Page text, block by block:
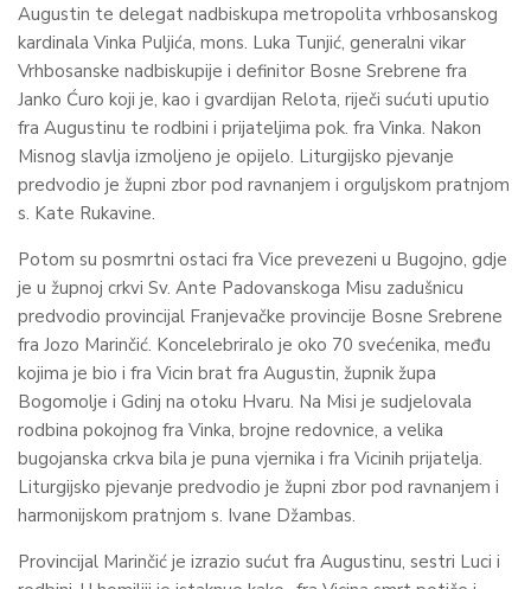
Augustin te delegat nadbiskupa metropolita vrhbosanskog
kardinala Vinka Puljića, mons. Luka Tunjić, generalni vikar
Vrhbosanske nadbiskupije i definitor Bosne Srebrene fra
Janko Ćuro koji je, kao i gvardijan Relota, riječi sućuti uputio
fra Augustinu te rodbini i prijateljima pok. fra Vinka. Nakon
Misnog slavlja izmoljeno je opijelo. Liturgijsko pjevanje
predvodio je župni zbor pod ravnanjem i orguljskom pratnjom
s. Kate Rukavine.
Potom su posmrtni ostaci fra Vice prevezeni u Bugojno, gdje
je u župnoj crkvi Sv. Ante Padovanskoga Misu zadušnicu
predvodio provincijal Franjevačke provincije Bosne Srebrene
fra Jozo Marinčić. Koncelebriralo je oko 70 svećenika, među
kojima je bio i fra Vicin brat fra Augustin, župnik župa
Bogomolje i Gdinj na otoku Hvaru. Na Misi je sudjelovala
rodbina pokojnog fra Vinka, brojne redovnice, a velika
bugojanska crkva bila je puna vjernika i fra Vicinih prijatelja.
Liturgijsko pjevanje predvodio je župni zbor pod ravnanjem i
harmonijskom pratnjom s. Ivane Džambas.
Provincijal Marinčić je izrazio sućut fra Augustinu, sestri Luci i